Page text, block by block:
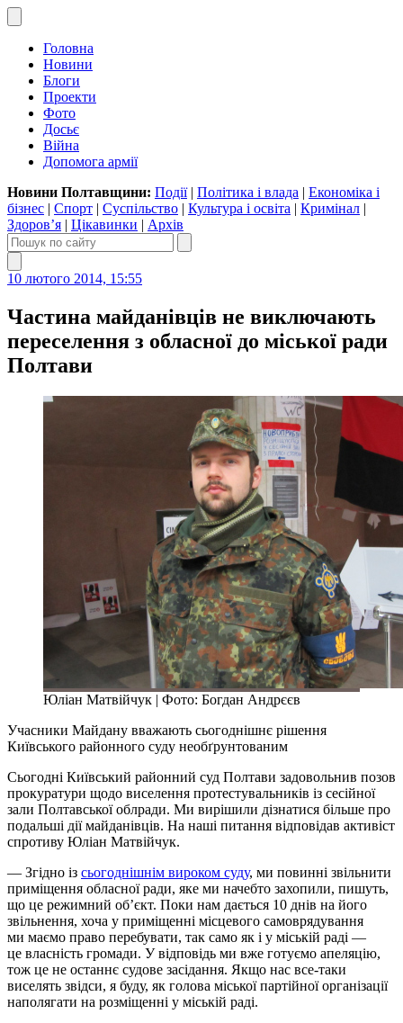
Головна
Новини
Блоги
Проекти
Фото
Досьє
Війна
Допомога армії
Новини Полтавщини: Події| Політика і влада | Економіка і
бізнес | Спорт | Суспільство | Культура і освіта | Кримінал |
Здоров’я | Цікавинки | Архів
10 лютого 2014, 15:55
Частина майданівців не виключають
переселення з обласної до міської ради
Полтави
Юліан Матвійчук | Фото: Богдан Андрєєв
Учасники Майдану вважають сьогоднішнє рішення
Київського районного суду необґрунтованим
Сьогодні Київський районний суд Полтави задовольнив позов
прокуратури щодо виселення протестувальників із сесійної
зали Полтавської облради. Ми вирішили дізнатися більше про
подальші дії майданівців. На наші питання відповідав активіст
спротиву Юліан Матвійчук.
— Згідно із сьогоднішнім вироком суду, ми повинні звільнити
приміщення обласної ради, яке ми начебто захопили, пишуть,
що це режимний об’єкт. Поки нам дається 10 днів на його
звільнення, хоча у приміщенні місцевого самоврядування
ми маємо право перебувати, так само як і у міській раді —
це власність громади. У відповідь ми вже готуємо апеляцію,
тож це не останнє судове засідання. Якщо нас все-таки
виселять звідси, я буду, як голова міської партійної організації
наполягати на розміщенні у міській раді.